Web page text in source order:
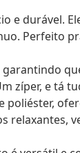
e durável.
Perfeito
zíper, e tá
poliéster,
relaxantes,